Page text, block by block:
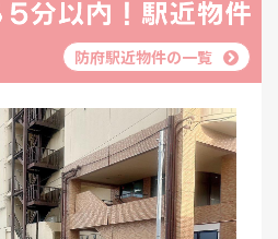
防府駅近物件の一覧